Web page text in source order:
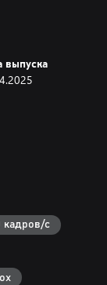
выпуска
кадров/с